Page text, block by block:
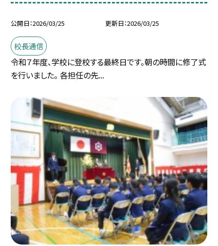
公開日 2026/03/25 更新日 2026/03/25
校長通信
令和７年度、学校に登校する最終日です。朝の時間に修了式
を行いました。 各担任の先...